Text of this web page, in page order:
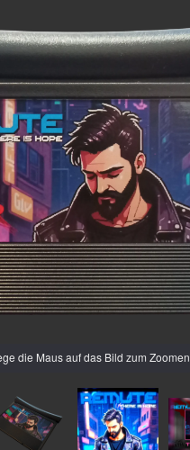
die Maus auf das Bild zum Zoomen